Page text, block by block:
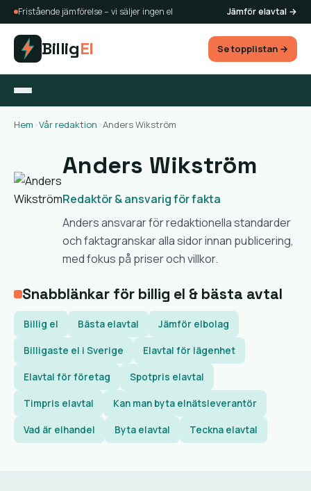
Fristående jämförelse – vi säljer ingen el Jämför elavtal →
BilligEl Se topplistan →
Hem Vår redaktion Anders Wikström
Anders Wikström
Redaktör & ansvarig för fakta
Anders ansvarar för redaktionella standarder
och faktagranskar alla sidor innan publicering,
med fokus på priser och villkor.
Snabblänkar för billig el & bästa avtal
Billig el Bästa elavtal Jämför elbolag
Billigaste el i Sverige Elavtal för lägenhet
Elavtal för företag Spotpris elavtal
Timpris elavtal Kan man byta elnätsleverantör
Vad är elhandel Byta elavtal Teckna elavtal